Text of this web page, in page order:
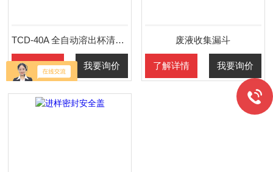
TCD-40A 全自动溶出杯清洗仪
了解详情 我要询价
废液收集漏斗
了解详情 我要询价